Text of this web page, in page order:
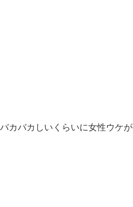
カバカしいくらいに女性ウケが